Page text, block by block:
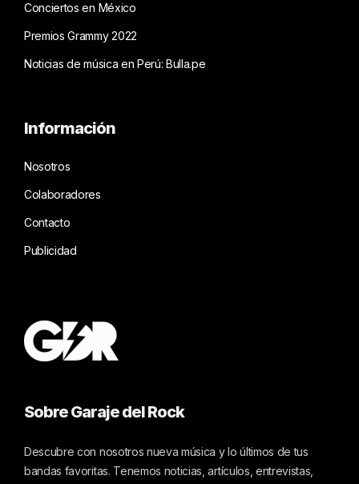
Conciertos en México
Premios Grammy 2022
Noticias de música en Perú: Bulla.pe
Información
Nosotros
Colaboradores
Contacto
Publicidad
Sobre Garaje del Rock
Descubre con nosotros nueva música y lo últimos de tus
bandas favoritas. Tenemos noticias, artículos, entrevistas,